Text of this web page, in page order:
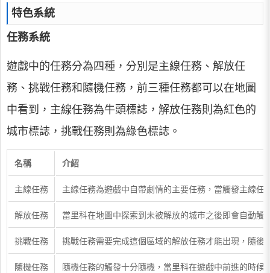
特色系統
任務系統
遊戲中的任務分為四種，分別是主線任務、解放任
務、挑戰任務和隨機任務，前三種任務都可以在地圖
中看到，主線任務為牛頭標誌，解放任務則為紅色的
城市標誌，挑戰任務則為綠色標誌。
名稱 介紹
主線任務 主線任務為遊戲中自帶劇情的主要任務，當觸發主線
解放任務 當里科在地圖中探索到未被解放的城市之後即會自動
挑戰任務 挑戰任務需要完成這個區域的解放任務才能出現，隨
隨機任務 隨機任務的觸發十分隨機，當里科在遊戲中前進的時